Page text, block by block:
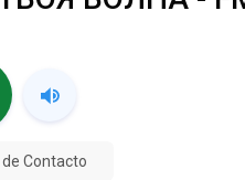
de Contacto